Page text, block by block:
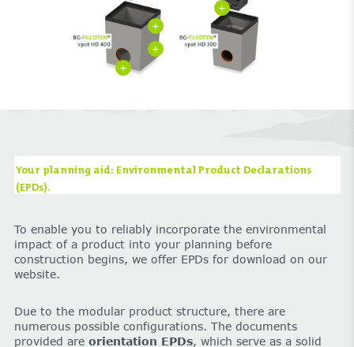
+
+
+
+
Your planning aid: Environmental Product Declarations
(EPDs).
To enable you to reliably incorporate the environmental
impact of a product into your planning before
construction begins, we offer EPDs for download on our
website.
Due to the modular product structure, there are
numerous possible configurations. The documents
provided are orientation EPDs, which serve as a solid